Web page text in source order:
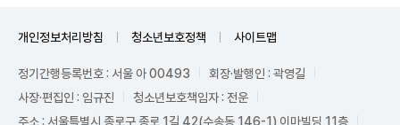
개인정보처리방침 청소년보호정책 사이트맵
정기간행등록번호 : 서울 아 00493
회장·발행인 : 곽영길
사장·편집인 : 임규진
청소년보호책임자 : 전운
주소 : 서울특별시 종로구 종로 1길 42(수송동 146-1) 이마빌딩 11층